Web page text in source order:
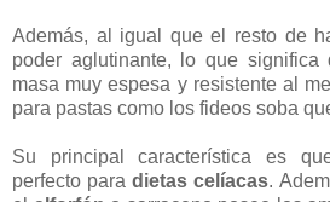
Además, al igual que el resto de
poder aglutinante, lo que significa
masa muy espesa y resistente al
para pastas como los fideos soba
Su principal característica es
perfecto para dietas celíacas.